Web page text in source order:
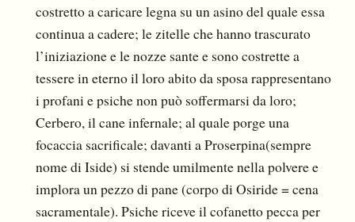
costretto a caricare legna su un asino del quale essa
continua a cadere; le zitelle che hanno trascurato
l’iniziazione e le nozze sante e sono costrette a
tessere in eterno il loro abito da sposa rappresentano
i profani e psiche non può soffermarsi da loro;
Cerbero, il cane infernale; al quale porge una
focaccia sacrificale; davanti a Proserpina(sempre
nome di Iside) si stende umilmente nella polvere e
implora un pezzo di pane (corpo di Osiride = cena
sacramentale). Psiche riceve il cofanetto pecca per